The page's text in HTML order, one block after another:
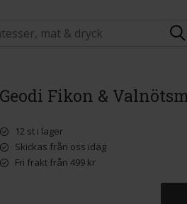
Geodi Fikon &
12 st i lager
Skickas från oss idag
Fri frakt från 499 kr